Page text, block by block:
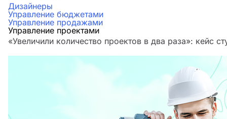
Дизайнеры
Управление бюджетами
Управление продажами
Управление проектами
«Увеличили количество проектов в два раза»‎: кейс